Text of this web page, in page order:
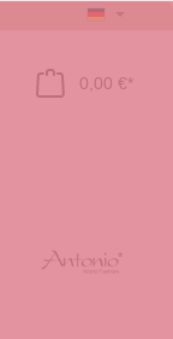
0,00 €*